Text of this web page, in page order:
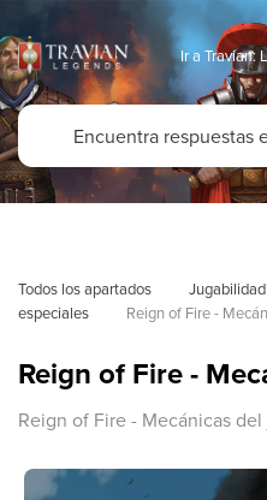
Ir a Travian:
Todos los apartados
especiales
Reign of Fire -
Reign of Fire -
Reign of Fire - Mecánicas